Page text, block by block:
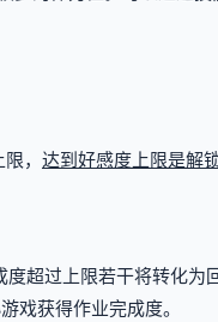
， 达到好感度上限是解
度超过上限若干将转化为
戏获得作业完成度。